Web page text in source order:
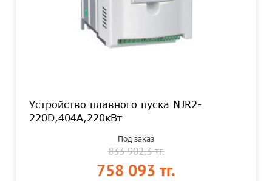
Устройство плавного пуска NJR2-
220D,404А,220кВт
Под заказ
833 902.3 тг.
758 093 тг.